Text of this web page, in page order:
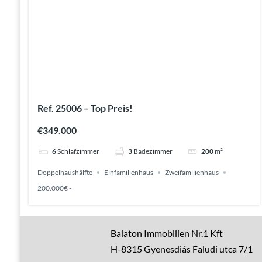
Ref. 25006 – Top Preis!
€349.000
6Schlafzimmer 3 Badezimmer 200m²
Doppelhaushälfte Einfamilienhaus
Zweifamilienhaus
200.000€ -
Balaton Immobilien Nr.1 Kft
H-8315 Gyenesdiás Faludi utca 7/1